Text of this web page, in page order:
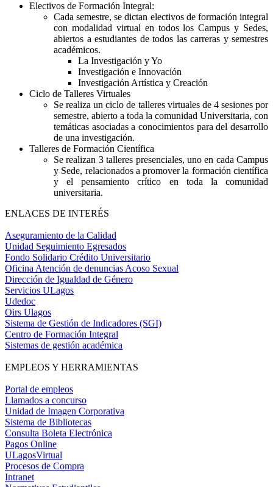
Electivos de Formación Integral:
Cada semestre, se dictan electivos de formación integral
con modalidad virtual en todos los Campus y Sedes,
abiertos a estudiantes de todos las carreras y semestres
académicos.
La Investigación y Yo
Investigación e Innovación
Investigación Artística y Creación
Ciclo de Talleres Virtuales
Se realiza un ciclo de talleres virtuales de 4 sesiones por
semestre, abierto a toda la comunidad Universitaria, con
temáticas asociadas a conocimientos para del desarrollo
de una investigación.
Talleres de Formación Científica
Se realizan 3 talleres presenciales, uno en cada Campus
y Sede, relacionados a promover la formación científica
y el pensamiento crítico en toda la comunidad
universitaria.
ENLACES DE INTERÉS
Aseguramiento de la Calidad
Unidad Seguimiento Egresados
Fondo Solidario Crédito Universitario
Oficina Atención de denuncias Acoso Sexual
Dirección de Igualdad de Género
Servicios ULagos
Udedoc
Oirs Ulagos
Sistema de Gestión de Indicadores (SGI)
Centro de Formación Integral
Sistemas de gestión académica
EMPLEOS Y HERRAMIENTAS
Portal de empleos
Llamados a concurso
Unidad de Imagen Corporativa
Sistema de Bibliotecas
Consulta Boleta Electrónica
Pagos Online
ULagosVirtual
Procesos de Compra
Intranet